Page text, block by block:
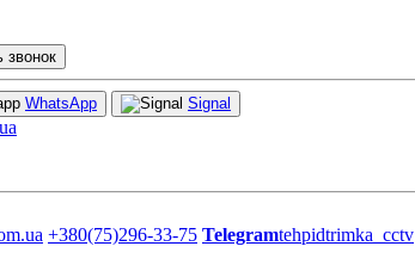
звонок
WhatsApp Signal
+380(75)296-33-75 Telegramtehpidtrimka_cctv